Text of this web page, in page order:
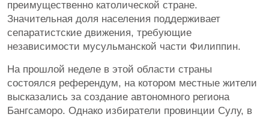
преимущественно католической стране.
Значительная доля населения поддерживает
сепаратистские движения, требующие
независимости мусульманской части Филиппин.
На прошлой неделе в этой области страны
состоялся референдум, на котором местные жители
высказались за создание автономного региона
Бангсаморо. Однако избиратели провинции Сулу, в